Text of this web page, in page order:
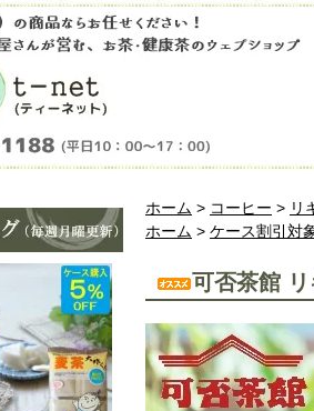
ホーム > コーヒー > リ
ホーム > ケース割引対
可否茶館